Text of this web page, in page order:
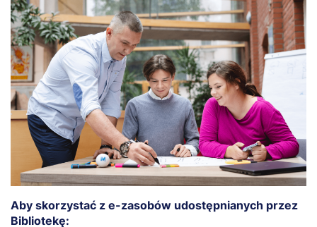
Aby skorzystać z e-zasobów udostępnianych przez
Bibliotekę: